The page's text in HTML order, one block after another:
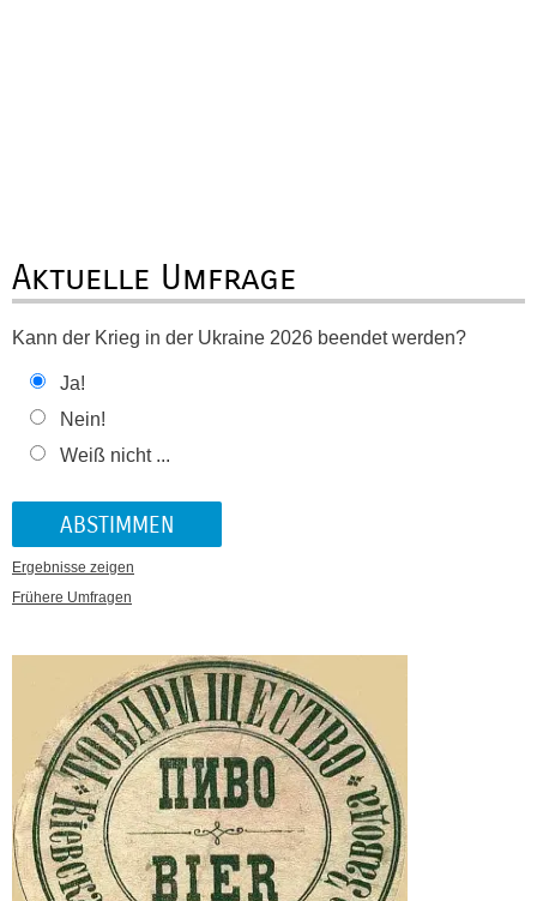
Aktuelle Umfrage
Kann der Krieg in der Ukraine 2026 beendet werden?
Ja!
Nein!
Weiß nicht ...
Ergebnisse zeigen
Frühere Umfragen